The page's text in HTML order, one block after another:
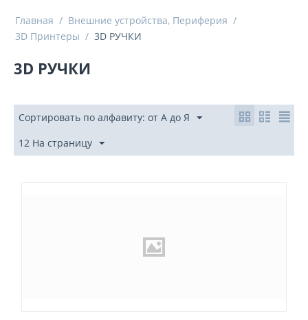
Главная / Внешние устройства, Периферия /
3D Принтеры / 3D РУЧКИ
3D РУЧКИ
Сортировать по алфавиту: от А до Я
12 На страницу